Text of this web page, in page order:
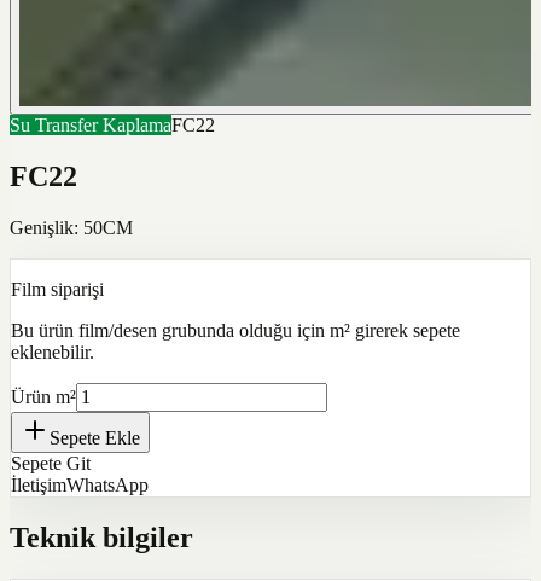
Su Transfer KaplamaFC22
FC22
Genişlik: 50CM
Film siparişi
Bu ürün film/desen grubunda olduğu için m² girerek sepete
eklenebilir.
Ürün m²
Sepete Ekle
Sepete Git
İletişimWhatsApp
Teknik bilgiler